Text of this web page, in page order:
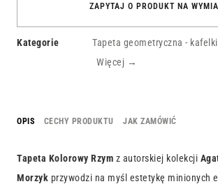
OPIS CECHY PRODUKTU JAK ZAMÓWIĆ
Tapeta Kolorowy Rzym z autorskiej kolekcji
Morzyk przywodzi na myśl estetykę minionych
ZAPYTAJ O PRODUKT NA
Kategorie Tapeta geometryczna - kafelki
Więcej →